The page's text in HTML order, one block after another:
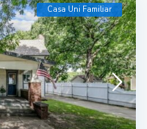
Casa Uni Familiar